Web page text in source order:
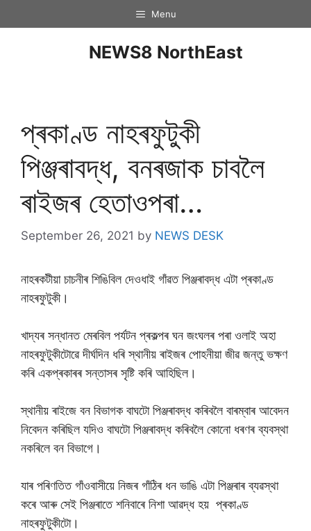
Menu
NEWS8 NorthEast
প্ৰকাণ্ড নাহৰফুটুকী
পিঞ্জৰাবদ্ধ, বনৰজাক চাবলৈ
ৰাইজৰ হেতাওপৰা…
September 26, 2021 by NEWS DESK
নাহৰকটীয়া চাচনীৰ শিঙিবিল দেওধাই গাঁৱত পিঞ্জৰাবদ্ধ এটা প্ৰকাণ্ড
নাহৰফুটুকী।
খাদ্যৰ সন্ধানত মেৰবিল পৰ্যটন প্ৰকল্পৰ ঘন জংঘলৰ পৰা ওলাই অহা
নাহৰফুটুকীটোৱে দীৰ্ঘদিন ধৰি স্থানীয় ৰাইজৰ পোহনীয়া জীৱ জন্তু ভক্ষণ
কৰি একপ্ৰকাৰৰ সন্তাসৰ সৃষ্টি কৰি আহিছিল।
স্থানীয় ৰাইজে বন বিভাগক বাঘটো পিঞ্জৰাবদ্ধ কৰিবলৈ বাৰম্বাৰ আবেদন
নিবেদন কৰিছিল যদিও বাঘটো পিঞ্জৰাবদ্ধ কৰিবলৈ কোনো ধৰণৰ ব্যবস্থা
নকৰিলে বন বিভাগে।
যাৰ পৰিণতিত গাঁওবাসীয়ে নিজৰ গাঁঠিৰ ধন ভাঙি এটা পিঞ্জৰাৰ ব্যৱস্থা
কৰে আৰু সেই পিঞ্জৰাতে শনিবাৰে নিশা আৱদ্ধ হয় প্ৰকাণ্ড
নাহৰফুটুকীটো।